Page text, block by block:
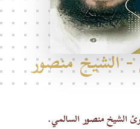
الشيخ منصور
الشيخ منصور السالمي.